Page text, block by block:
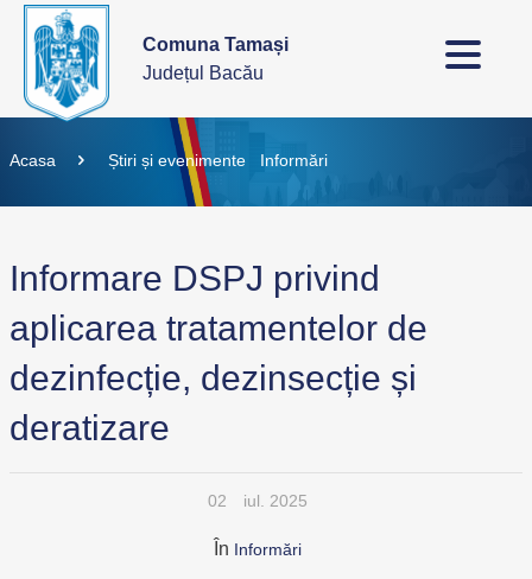
Comuna Tamași
Județul Bacău
Acasa Știri și evenimente Informări
Informare DSPJ privind
aplicarea tratamentelor de
dezinfecție, dezinsecție și
deratizare
02 iul. 2025
În Informări